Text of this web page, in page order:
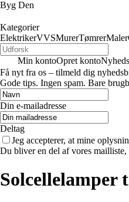
Byg Den
Kategorier
ElektrikerVVSMurerTømrerMaler
Min kontoOpret konto
Få nyt fra os – tilmeld dig
Gode tips. Ingen spam. Bare
Din e-mailadresse
Deltag
Jeg accepterer, at mine
Du bliver en del af vores
Solcellelamper